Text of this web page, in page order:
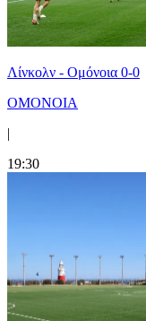
Λίνκολν - Ομόνοια 0-0
ΟΜΟΝΟΙΑ
|
19:30